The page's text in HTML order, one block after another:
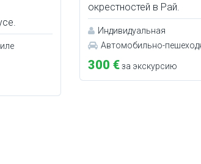
окрестностей в Рай.
Индивидуальная
Автомобильно-
300 €за экскурсию